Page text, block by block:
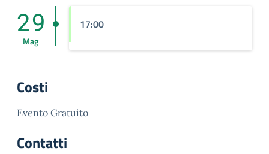
29
Mag
17:00
Costi
Evento Gratuito
Contatti